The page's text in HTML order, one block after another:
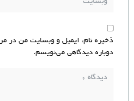
ذخیره نام، ایمیل و وبسایت من در
دوباره دیدگاهی می‌نویسم.